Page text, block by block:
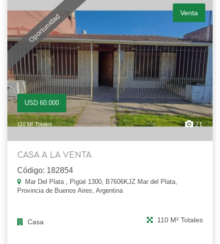
Oportunidad Venta
USD 60.000
110 M² Totales 21
CASA A LA VENTA
Código: 182854
Mar Del Plata , Pigüé 1300, B7606KJZ Mar del Plata,
Provincia de Buenos Aires, Argentina
Casa 110 M² Totales